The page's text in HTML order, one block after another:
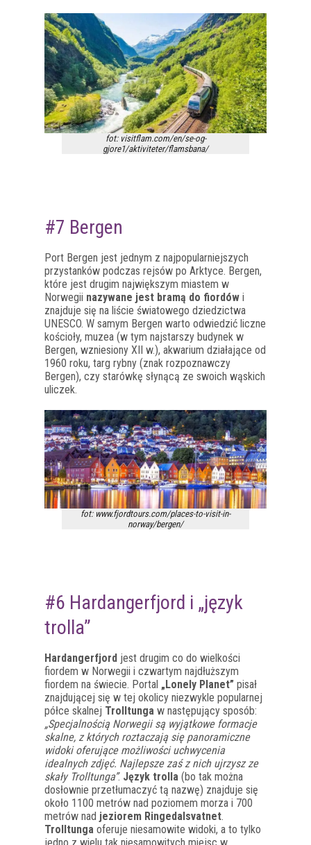
fot: visitflam.com/en/se-og-
gjore1/aktiviteter/flamsbana/
#7 Bergen
Port Bergen jest jednym z najpopularniejszych
przystanków podczas rejsów po Arktyce. Bergen,
które jest drugim największym miastem w
Norwegii nazywane jest bramą do fiordów i
znajduje się na liście światowego dziedzictwa
UNESCO. W samym Bergen warto odwiedzić liczne
kościoły, muzea (w tym najstarszy budynek w
Bergen, wzniesiony XII w.), akwarium działające od
1960 roku, targ rybny (znak rozpoznawczy
Bergen), czy starówkę słynącą ze swoich wąskich
uliczek.
fot: www.fjordtours.com/places-to-visit-in-
norway/bergen/
#6 Hardangerfjord i „język
trolla”
Hardangerfjord jest drugim co do wielkości
fiordem w Norwegii i czwartym najdłuższym
fiordem na świecie. Portal „Lonely Planet” pisał
znajdującej się w tej okolicy niezwykle popularnej
półce skalnej Trolltunga w następujący sposób:
„Specjalnością Norwegii są wyjątkowe formacje
skalne, z których roztaczają się panoramiczne
widoki oferujące możliwości uchwycenia
idealnych zdjęć. Najlepsze zaś z nich ujrzysz ze
skały Trolltunga”. Język trolla (bo tak można
dosłownie przetłumaczyć tą nazwę) znajduje się
około 1100 metrów nad poziomem morza i 700
metrów nad jeziorem Ringedalsvatnet.
Trolltunga oferuje niesamowite widoki, a to tylko